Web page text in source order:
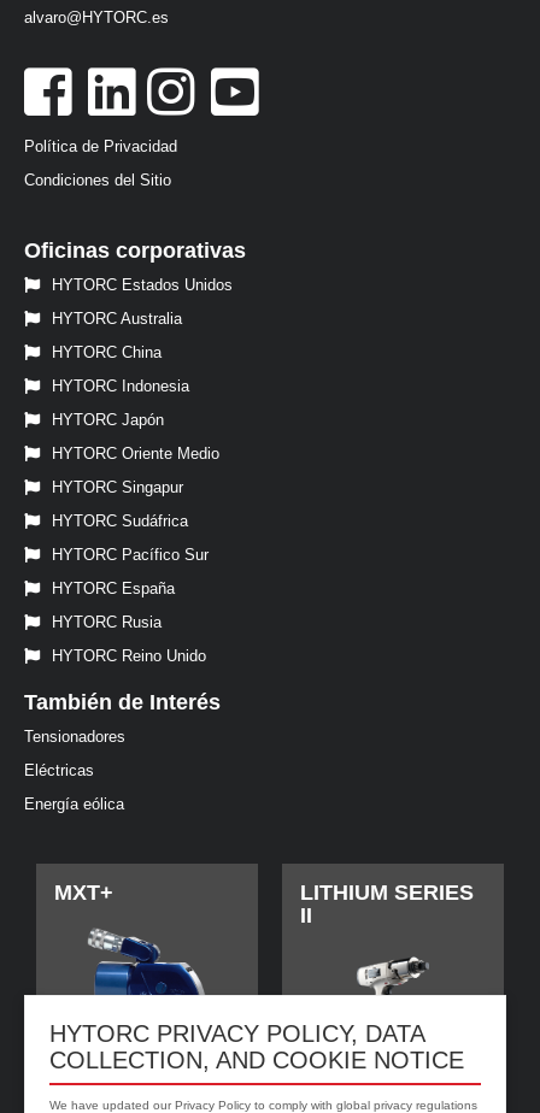
HYTORC PRIVACY POLICY, DATA
COLLECTION, AND COOKIE NOTICE
We have updated our Privacy Policy to comply with global privacy regulations
alvaro@HYTORC.es
Política de Privacidad
Condiciones del Sitio
Oficinas corporativas
HYTORC Estados Unidos
HYTORC Australia
HYTORC China
HYTORC Indonesia
HYTORC Japón
HYTORC Oriente Medio
HYTORC Singapur
HYTORC Sudáfrica
HYTORC Pacífico Sur
HYTORC España
HYTORC Rusia
HYTORC Reino Unido
También de Interés
Tensionadores
Eléctricas
Energía eólica
MXT+
LITHIUM SERIES
II